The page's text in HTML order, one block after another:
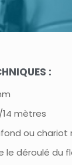
:
mètres
ou
le déroulé du